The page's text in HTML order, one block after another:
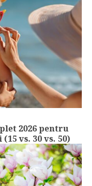
2026 pentru
vs. 30 vs. 50)